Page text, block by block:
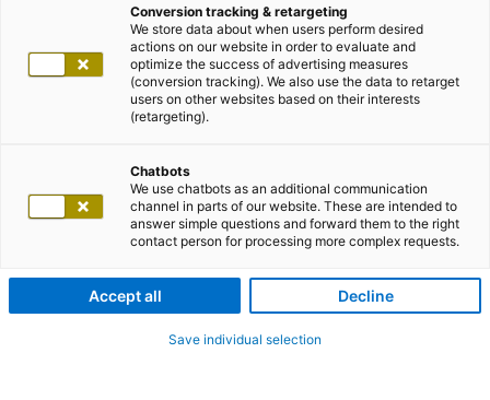
Conversion tracking & retargeting
We store data about when users perform desired
actions on our website in order to evaluate and
optimize the success of advertising measures
(conversion tracking). We also use the data to retarget
users on other websites based on their interests
(retargeting).
Chatbots
We use chatbots as an additional communication
channel in parts of our website. These are intended to
answer simple questions and forward them to the right
contact person for processing more complex requests.
Accept all Decline
Save individual selection